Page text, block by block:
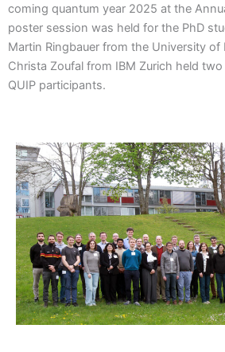
coming quantum year 2025 at the
poster session was held for the PhD
Martin Ringbauer from the University of
Christa Zoufal from IBM Zurich held
QUIP participants.